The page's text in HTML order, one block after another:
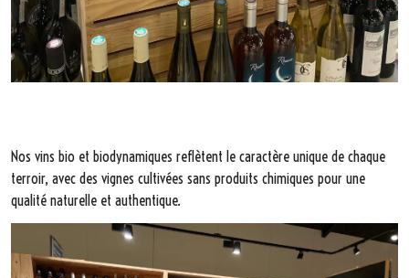
Nos vins bio et biodynamiques reflètent le caractère unique de chaque
terroir, avec des vignes cultivées sans produits chimiques pour une
qualité naturelle et authentique.